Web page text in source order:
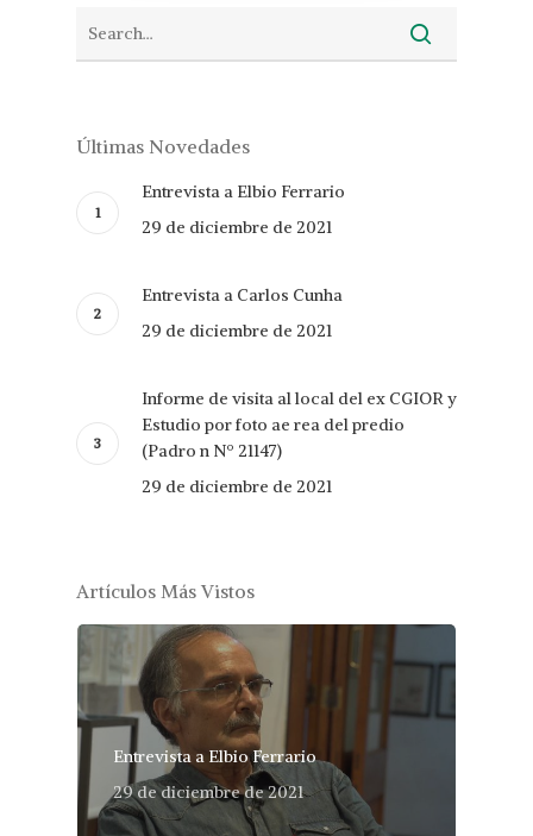
Últimas Novedades
Entrevista a Elbio Ferrario
29 de diciembre de 2021
Entrevista a Carlos Cunha
29 de diciembre de 2021
Informe de visita al local del ex CGIOR y
Estudio por foto ae rea del predio
(Padro n Nº 21147)
29 de diciembre de 2021
Artículos Más Vistos
Entrevista a Elbio Ferrario
29 de diciembre de 2021